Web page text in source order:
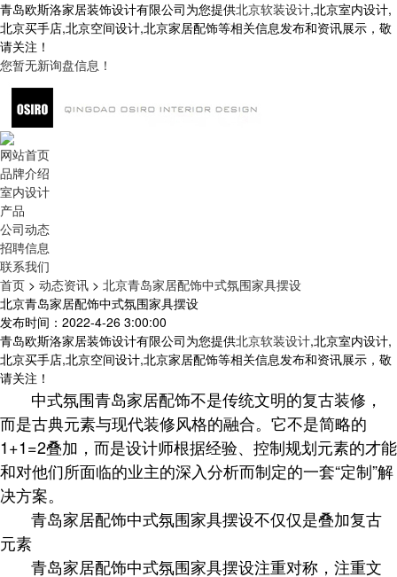
青岛欧斯洛家居装饰设计有限公司为您提供北京软装设计,北京室内设计,
北京买手店,北京空间设计,北京家居配饰等相关信息发布和资讯展示，敬
请关注！
您暂无新询盘信息！
网站首页
品牌介绍
室内设计
产品
公司动态
招聘信息
联系我们
首页 > 动态资讯 > 北京青岛家居配饰中式氛围家具摆设
北京青岛家居配饰中式氛围家具摆设
发布时间：2022-4-26 3:00:00
青岛欧斯洛家居装饰设计有限公司为您提供北京软装设计,北京室内设计,
北京买手店,北京空间设计,北京家居配饰等相关信息发布和资讯展示，敬
请关注！
中式氛围青岛家居配饰不是传统文明的复古装修，
而是古典元素与现代装修风格的融合。它不是简略的
1+1=2叠加，而是设计师根据经验、控制规划元素的才能
和对他们所面临的业主的深入分析而制定的一套“定制”解
决方案。
青岛家居配饰中式氛围家具摆设不仅仅是叠加复古
元素
青岛家居配饰中式氛围家具摆设注重对称，注重文